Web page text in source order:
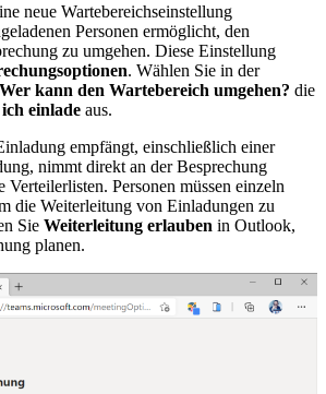
neue Wartebereichseinstellung
Personen ermöglicht, den
zu umgehen. Diese Einstellung
. Wählen Sie in der
Wer kann den Wartebereich umgehen? die
einlade aus.
empfängt, einschließlich einer
nimmt direkt an der Besprechung
Verteilerlisten. Personen müssen einzeln
die Weiterleitung von Einladungen zu
Sie Weiterleitung erlauben in Outlook,
planen.